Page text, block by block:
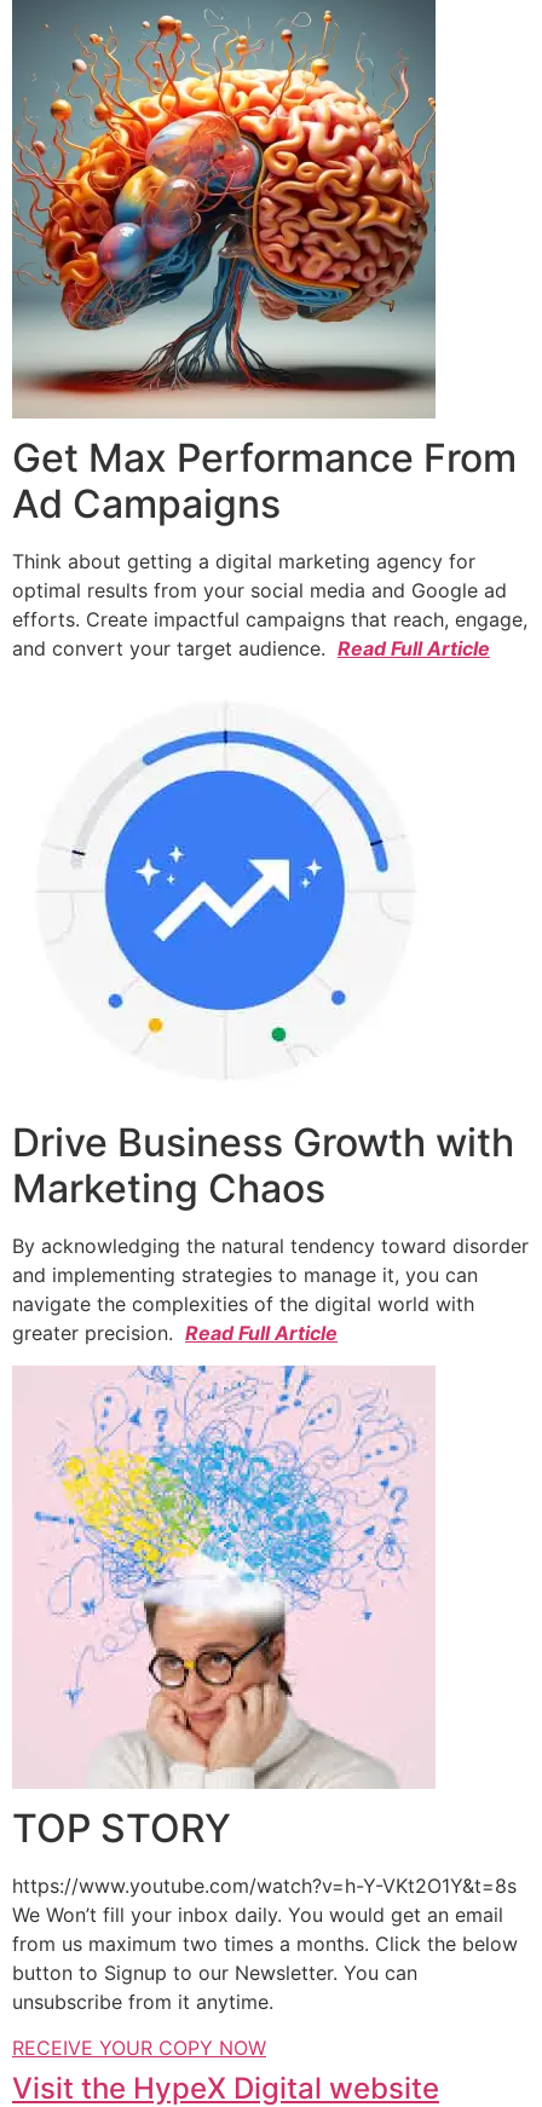
Get Max Performance From
Ad Campaigns
Think about getting a digital marketing agency for
optimal results from your social media and Google ad
efforts. Create impactful campaigns that reach, engage,
and convert your target audience. Read Full Article
Drive Business Growth with
Marketing Chaos
By acknowledging the natural tendency toward disorder
and implementing strategies to manage it, you can
navigate the complexities of the digital world with
greater precision. Read Full Article
TOP STORY
https://www.youtube.com/watch?v=h-Y-VKt2O1Y&t=8s
We Won’t fill your inbox daily. You would get an email
from us maximum two times a months. Click the below
button to Signup to our Newsletter. You can
unsubscribe from it anytime.
RECEIVE YOUR COPY NOW
Visit the HypeX Digital website